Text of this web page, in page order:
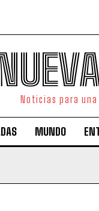
Noticias para una
MUNDO